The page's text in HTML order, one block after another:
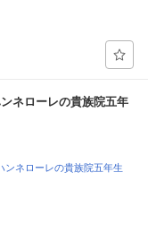
ネローレの貴族院五年
ネローレの貴族院五年生